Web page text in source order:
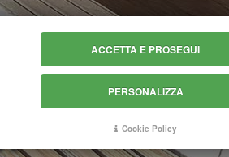
CATALOGO MAGAZZINO ONLINE
ACCETTA E PROSEGUI
PERSONALIZZA
Cookie Policy